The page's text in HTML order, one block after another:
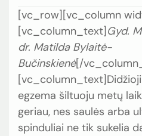
[vc_row][vc_column
[vc_column_text]Gyd.
dr. Matilda Bylaitė-
Bučinskienė[/
egzema šiltuoju metų
geriau, nes saulės arba
spinduliai ne tik sukelia